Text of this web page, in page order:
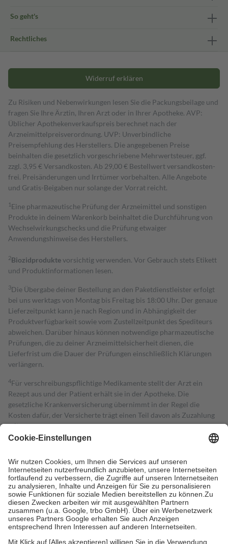
So geht's
Rechtliches
Widerruf erklären
Zu Risiken und Nebenwirkungen lesen Sie die Packungsbeilage und
fragen Sie Ihre Ärztin, Ihren Arzt oder in Ihrer Apotheke. AVP:
Üblicher Apothekenverkaufspreis berechnet nach der
Arzneimittelpreisverordnung. UVP: Unverbindliche
Preisempfehlung des Herstellers. Die angegebenen Preise
beinhalten die gesetzlich vorgeschriebene Mehrwertsteuer, ggf.
zzgl. 3,95 € Versandkosten. Ab 29,00 € Bestell­wert versand­kosten­
frei. Preisänderungen und Irrtümer vorbehalten. Alle Angebote
und Gratis-Beigaben nur solange der Vorrat reicht.
1 Eine pharmazeutische Prüfung der Arzneimittel und sonstigen
Produkte in deinem Warenkorb beinhaltet die Durchführung von
Wechselwirkungschecks und die Prüfung etwaiger
Anwendungshinweise des Herstellers.
2Biozidproduktevorsichtig verwenden. Vor Gebrauch stets Etikett
und Produktinformationen lesen.
3Die Übergabe deiner Bestellung an den Paketdienstleister erfolgt
bei uns werktags von Montag bis Freitag bis 18:00 Uhr. Der genaue
Lieferzeitpunkt kann je nach Region und in Abhängigkeit der
Produktverfügbarkeit sowie vom Zustellzeitpunkt des Spediteurs
abweichen. Darüber hinaus können notwendige pharmazeutische
Prüfungen, die zu deiner Arzneimittelsicherheit dienen, die
Lieferfrist um die Dauer der Prüfungen einschließlich Klärungen
verlängern.
4Für verschreibungspflichtige Medikamente stellt der Arzt ein
Rezept aus und der Patient erhält sie in der Apotheke. Die
gesetzliche Krankenversicherung übernimmt in der Regel die
Kosten dafür, der Versicherte trägt einen Teil davon als Zuzahlung
mit.
Grundsätzlich leisten Mitglieder Zuzahlungen in Höhe von zehn
höchstens zehn Euro.
Es sind jedoch nie mehr als die tatsächlichen
Kosten der Leistung zu entrichten.
Diese Regeln gelten grundsätzlich auch für Online-Apotheken.
Bei Heilmitteln und häuslicher Krankenpflege beträgt die
Zuzahlung zehn Prozent der Kosten sowie zehn Euro je
Verordnung.
Um das Engagement der Versicherten für ihre eigene Gesundheit zu
stärken und die besondere Stellung der Familie zu unterstützen,